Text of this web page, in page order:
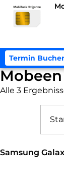
Termin
Alle 3
Samsung